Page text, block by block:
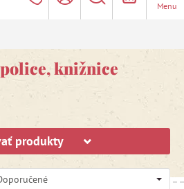
Menu
knižnice
produkty